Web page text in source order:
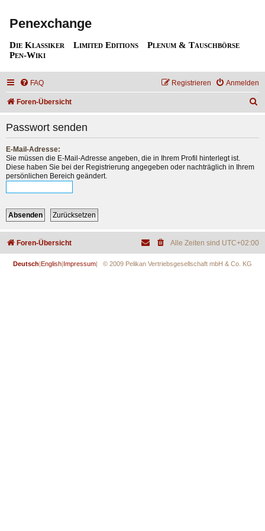
Penexchange
Die Klassiker Limited Editions
Plenum & Tauschbörse
Pen-Wiki
FAQ Anmelden
Registrieren
Foren-Übersicht
Passwort senden
E-Mail-Adresse:
Sie müssen die E-Mail-Adresse angeben, die in Ihrem Profil hinterlegt ist.
Diese haben Sie bei der Registrierung angegeben oder nachträglich in Ihrem
persönlichen Bereich geändert.
Foren-Übersicht Alle Zeiten sind UTC+02:00
Deutsch English Impressum | © 2009 Pelikan Vertriebsgesellschaft mbH & Co. KG